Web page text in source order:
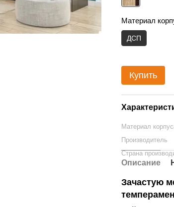
Материал
ДСП
Купить
Материал
Производитель
Страна
Описание
Зачастую